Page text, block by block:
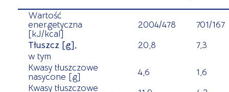
Wartość
energetyczna
[kJ/kcal]
2004/478
701/167
Tłuszcz [g],
20,8
7,3
w tym
Kwasy tłuszczowe
nasycone [g]
4,6
1,6
Kwasy tłuszczowe